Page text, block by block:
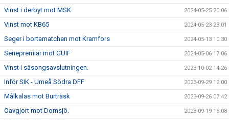
Vinst i derbyt mot MSK 2024-05-25 20:06
Vinst mot KB65 2024-05-23 23:01
Seger i bortamatchen mot Kramfors 2024-05-13 10:30
Seriepremiär mot GUIF 2024-05-06 17:06
Vinst i säsongsavslutningen. 2023-10-02 14:26
Inför SIK - Umeå Södra DFF 2023-09-29 12:00
Målkalas mot Burträsk 2023-09-26 07:42
Oavgjort mot Domsjö. 2023-09-19 16:08